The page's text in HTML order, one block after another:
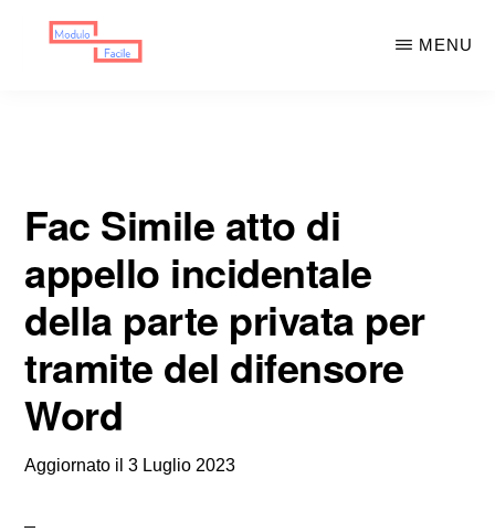
MENU
Fac Simile atto di
appello incidentale
della parte privata per
tramite del difensore
Word
Aggiornato il3 Luglio 2023